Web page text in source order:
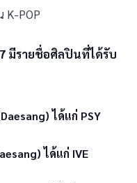
K-POP
มีรายชื่อศิลปินที่ได้รับ
ได้แก่ PSY
ได้แก่ IVE